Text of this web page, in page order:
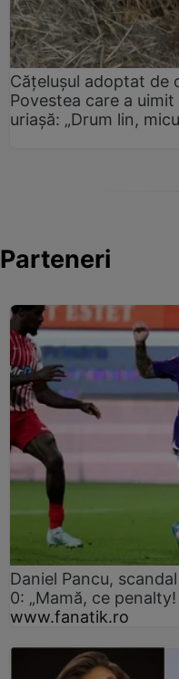
Cățelușul adoptat de
Povestea care a
uriașă: „Drum lin,
Parteneri
Daniel Pancu,
0: „Mamă, ce
www.fanatik.ro